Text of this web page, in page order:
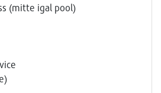
(mitte igal pool)